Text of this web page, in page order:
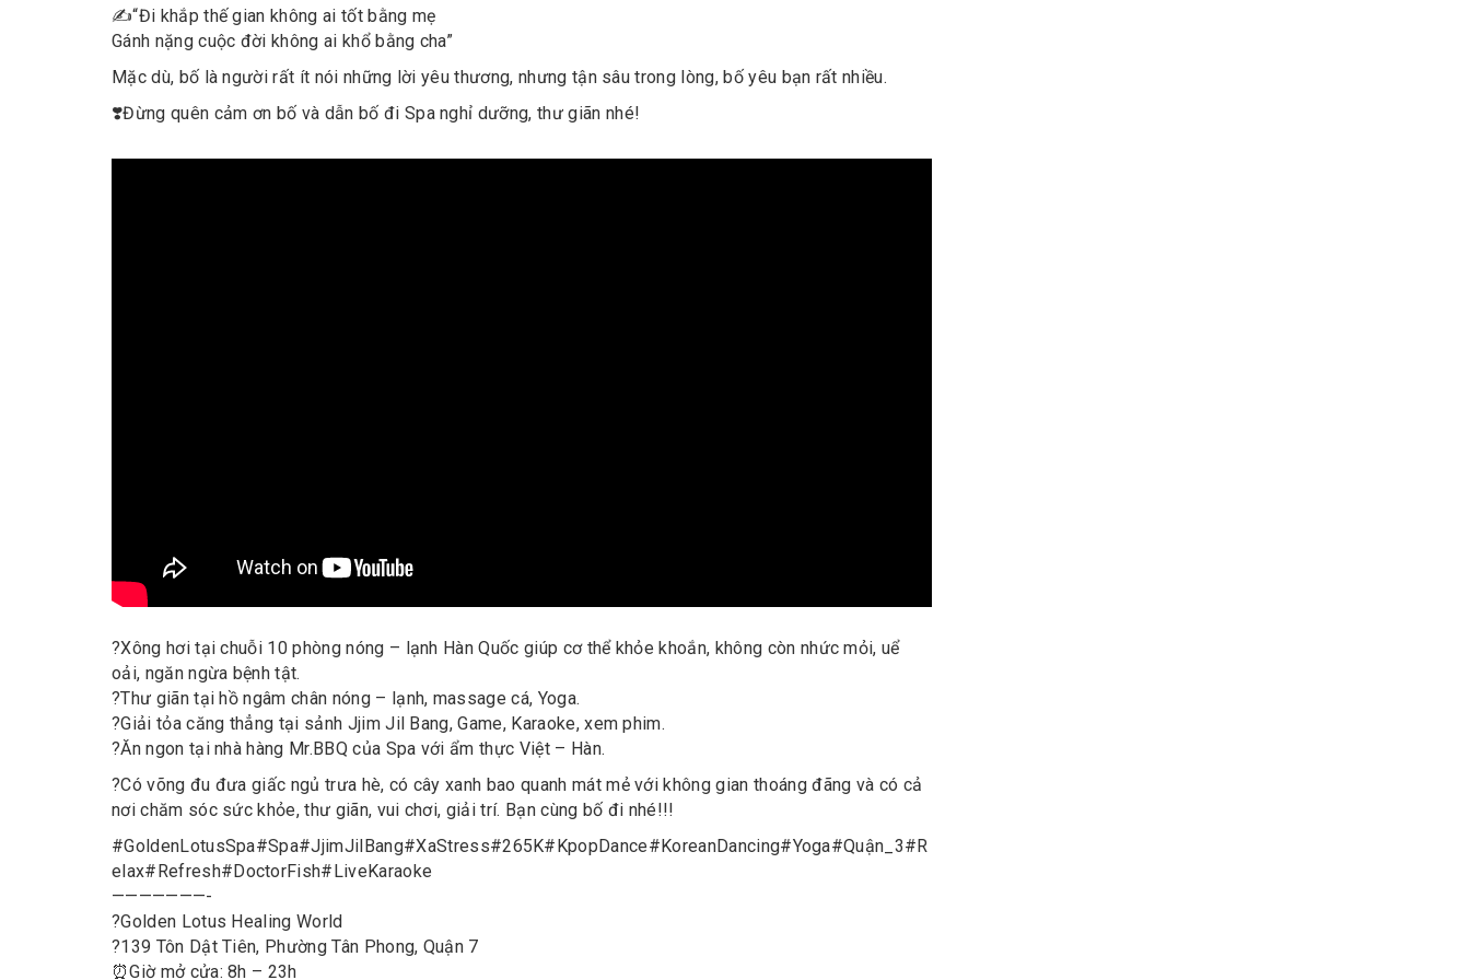
✍️“Đi khắp thế gian không ai tốt bằng mẹ
Gánh nặng cuộc đời không ai khổ bằng cha”
Mặc dù, bố là người rất ít nói những lời yêu thương, nhưng tận sâu trong lòng, bố yêu bạn rất nhiều.
❣️Đừng quên cảm ơn bố và dẫn bố đi Spa nghỉ dưỡng, thư giãn nhé!
?Xông hơi tại chuỗi 10 phòng nóng – lạnh Hàn Quốc giúp cơ thể khỏe khoắn, không còn nhức mỏi, uể
oải, ngăn ngừa bệnh tật.
?Thư giãn tại hồ ngâm chân nóng – lạnh, massage cá, Yoga.
?Giải tỏa căng thẳng tại sảnh Jjim Jil Bang, Game, Karaoke, xem phim.
?Ăn ngon tại nhà hàng Mr.BBQ của Spa với ẩm thực Việt – Hàn.
?Có võng đu đưa giấc ngủ trưa hè, có cây xanh bao quanh mát mẻ với không gian thoáng đãng và có cả
nơi chăm sóc sức khỏe, thư giãn, vui chơi, giải trí. Bạn cùng bố đi nhé!!!
#GoldenLotusSpa#Spa#JjimJilBang#XaStress#265K#KpopDance#KoreanDancing#Yoga#Quận_3#R
elax#Refresh#DoctorFish#LiveKaraoke
———————-
?Golden Lotus Healing World
?139 Tôn Dật Tiên, Phường Tân Phong, Quận 7
⏰Giờ mở cửa: 8h – 23h